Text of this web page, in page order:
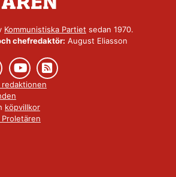
Kommunistiska Partiet sedan 1970.
chefredaktör: August Eliasson
köpvillkor